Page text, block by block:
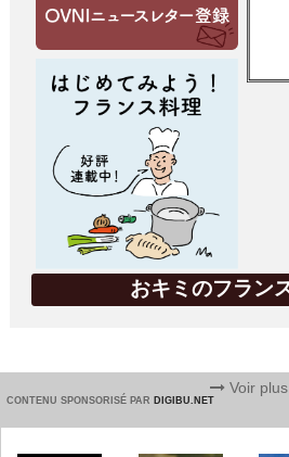
おキミのフラン
CONTENU SPONSORISÉ PAR DIGIBU.NET
Voir